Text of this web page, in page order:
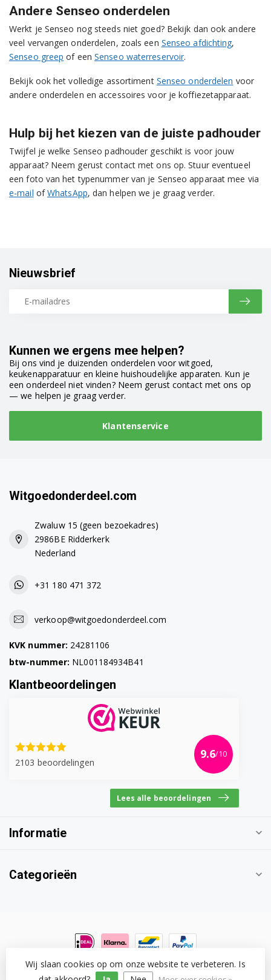
Andere Senseo onderdelen
Werkt je Senseo nog steeds niet goed? Bekijk dan ook andere
veel vervangen onderdelen, zoals een Senseo afdichting,
Senseo greep of eenSenseo waterreservoir.
Bekijk ook het volledige assortiment Senseo onderdelen voor
andere onderdelen en accessoires voor je koffiezetapparaat.
Hulp bij het kiezen van de juiste padhouder
Twijfel je welke Senseo padhouder geschikt is voor jouw
apparaat? Neem gerust contact met ons op. Stuur eventueel
een foto van het typenummer van je Senseo apparaat mee via
e-mail ofWhatsApp, dan helpen we je graag verder.
Kunnen we ergens mee helpen?
Bij ons vind je duizenden onderdelen voor witgoed,
keukenapparatuur en kleine huishoudelijke apparaten. Kun je
een onderdeel niet vinden? Neem gerust contact met ons op
— we helpen je graag verder.
Klantenservice
Nieuwsbrief
Witgoedonderdeel.com
Zwaluw 15 (geen bezoekadres)
2986BE Ridderkerk
Nederland
+31 180 471 372
verkoop@witgoedonderdeel.com
KVK nummer: 24281106
btw-nummer: NL001184934B41
Klantbeoordelingen
2103 beoordelingen
9.6/10
Lees alle beoordelingen
Informatie
Categorieën
© Copyright 2026 Witgoedonderdeel.com- Powered by
Lightspeed- Lightspeed designbyDyvelopment
Wij slaan cookies op om onze website te verbeteren. Is